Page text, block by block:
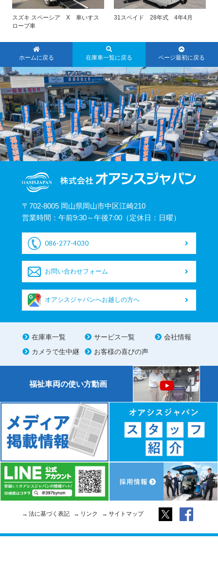
スズキ スペーシア X 車いすス
ロープ車
31スペイド 28年式 4年4月
ホームに戻る 在庫車一覧に戻る ページ最初に戻る
〒702-8005 岡山県岡山市中区江崎210
営業時間：午前9:30～午後7:00（定休日：日曜）
086-277-4030
お問い合わせフォーム
オアシスジャパンへお越しの方へ
在庫車一覧 サービス一覧
会社情報
カメラで生中継
お客様の喜びの声
福祉車両の使い方動画
法に基づく表記 リンク サイトマップ